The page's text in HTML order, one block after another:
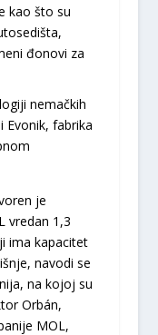
kao što su
đonovi za
nemačkih
Evonik, fabrika
je
vredan 1,3
ima kapacitet
navodi se
na kojoj su
Orbán,
MOL,